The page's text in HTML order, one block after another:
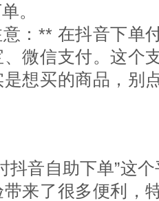
。
：** 在抖音下单
微信支付。这个
想买的商品，别
抖音自助下单”这
来了很多便利，